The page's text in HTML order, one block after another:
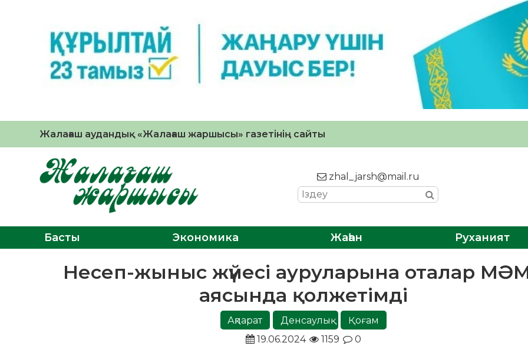
Жалағаш аудандық «Жалағаш жаршысы» газетінің сайты
zhal_jarsh@mail.ru
Басты Экономика Жаһан Руханият
Несеп-жыныс жүйесі ауруларына оталар
аясында қолжетімді
Ақпарат Денсаулық
Қоғам
19.06.2024
1159 0